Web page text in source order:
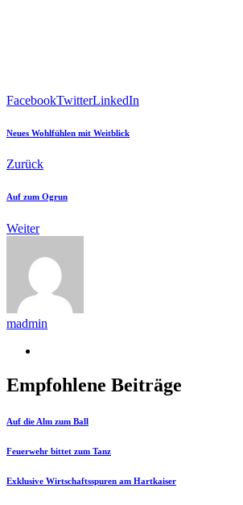
FacebookTwitterLinkedIn
Neues Wohlfühlen mit Weitblick
Zurück
Auf zum Ogrun
Weiter
madmin
Empfohlene Beiträge
Auf die Alm zum Ball
Feuerwehr bittet zum Tanz
Exklusive Wirtschaftsspuren am Hartkaiser